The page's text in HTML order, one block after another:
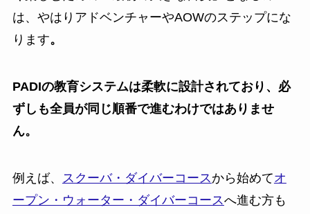
は、やはりアドベンチャーやAOWのステップにな
ります。
PADIの教育システムは柔軟に設計されており、必
ずしも全員が同じ順番で進むわけではありませ
ん。
例えば、 スクーバ・ダイバーコースから始めてオ
ープン・ウォーター・ダイバーコースへ進む方も